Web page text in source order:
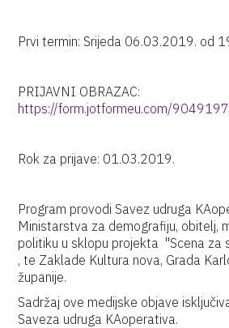
Prvi termin: Srijeda 06.03.2019. od
PRIJAVNI OBRAZAC:
https://form.jotformeu.com/
Rok za prijave: 01.03.2019.
Program provodi Savez udruga
Ministarstva za demografiju, obitelj,
politiku u sklopu projekta "Scena za
, te Zaklade Kultura nova, Grada
županije.
Sadržaj ove medijske objave
Saveza udruga KAoperativa.